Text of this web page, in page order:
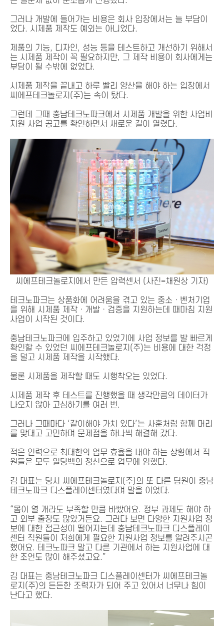
그러나 개발에 들어가는 비용은 회사 입장에서는 늘 부담이
었다. 시제품 제작도 예외는 아니었다.
제품의 기능, 디자인, 성능 등을 테스트하고 개선하기 위해서
는 시제품 제작이 꼭 필요하지만, 그 제작 비용이 회사에게는
부담이 될 수밖에 없었다.
시제품 제작을 끝내고 하루 빨리 양산을 해야 하는 입장에서
씨에프테크놀로지(주)는 속이 탔다.
그런데 그때 충남테크노파크에서 시제품 개발을 위한 사업비
지원 사업 공고를 확인하면서 새로운 길이 열렸다.
씨에프테크놀로지에서 만든 압력센서 (사진=채원상 기자)
테크노파크는 상품화에 어려움을 겪고 있는 중소ㆍ벤처기업
을 위해 시제품 제작ㆍ개발ㆍ검증을 지원하는데 때마침 지원
사업이 시작된 것이다.
충남테크노파크에 입주하고 있었기에 사업 정보를 발 빠르게
확인할 수 있었던 씨에프테크놀로지(주)는 비용에 대한 걱정
을 덜고 시제품 제작을 시작했다.
물론 시제품을 제작할 때도 시행착오는 있었다.
시제품 제작 후 테스트를 진행했을 때 생각만큼의 데이터가
나오지 않아 고심하기를 여러 번.
그러나 그때마다 ‘같이해야 가치 있다’는 사훈처럼 함께 머리
를 맞대고 고민하며 문제점을 하나씩 해결해 갔다.
적은 인력으로 최대한의 업무 효율을 내야 하는 상황에서 직
원들은 모두 일당백의 정신으로 업무에 임했다.
김 대표는 당시 씨에프테크놀로지(주)의 또 다른 팀원이 충남
테크노파크 디스플레이센터였다며 말을 이었다.
“몸이 열 개라도 부족할 만큼 바빴어요. 정부 과제도 해야 하
고 외부 출장도 많았거든요. 그러다 보면 다양한 지원사업 정
보에 대한 접근성이 떨어지는데 충남테크노파크 디스플레이
센터 직원들이 저희에게 필요한 지원사업 정보를 알려주시곤
했어요. 테크노파크 말고 다른 기관에서 하는 지원사업에 대
한 조언도 많이 해주셨고요.”
김 대표는 충남테크노파크 디스플레이센터가 씨에프테크놀
로지(주)의 든든한 조력자가 되어 주고 있어서 너무나 힘이
난다고 했다.